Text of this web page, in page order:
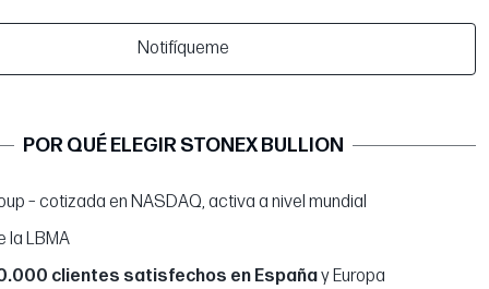
Notifíqueme
POR QUÉ ELEGIR STONEX BULLION
– cotizada en NASDAQ, activa a nivel mundial
la LBMA
clientes satisfechos en Españay Europa